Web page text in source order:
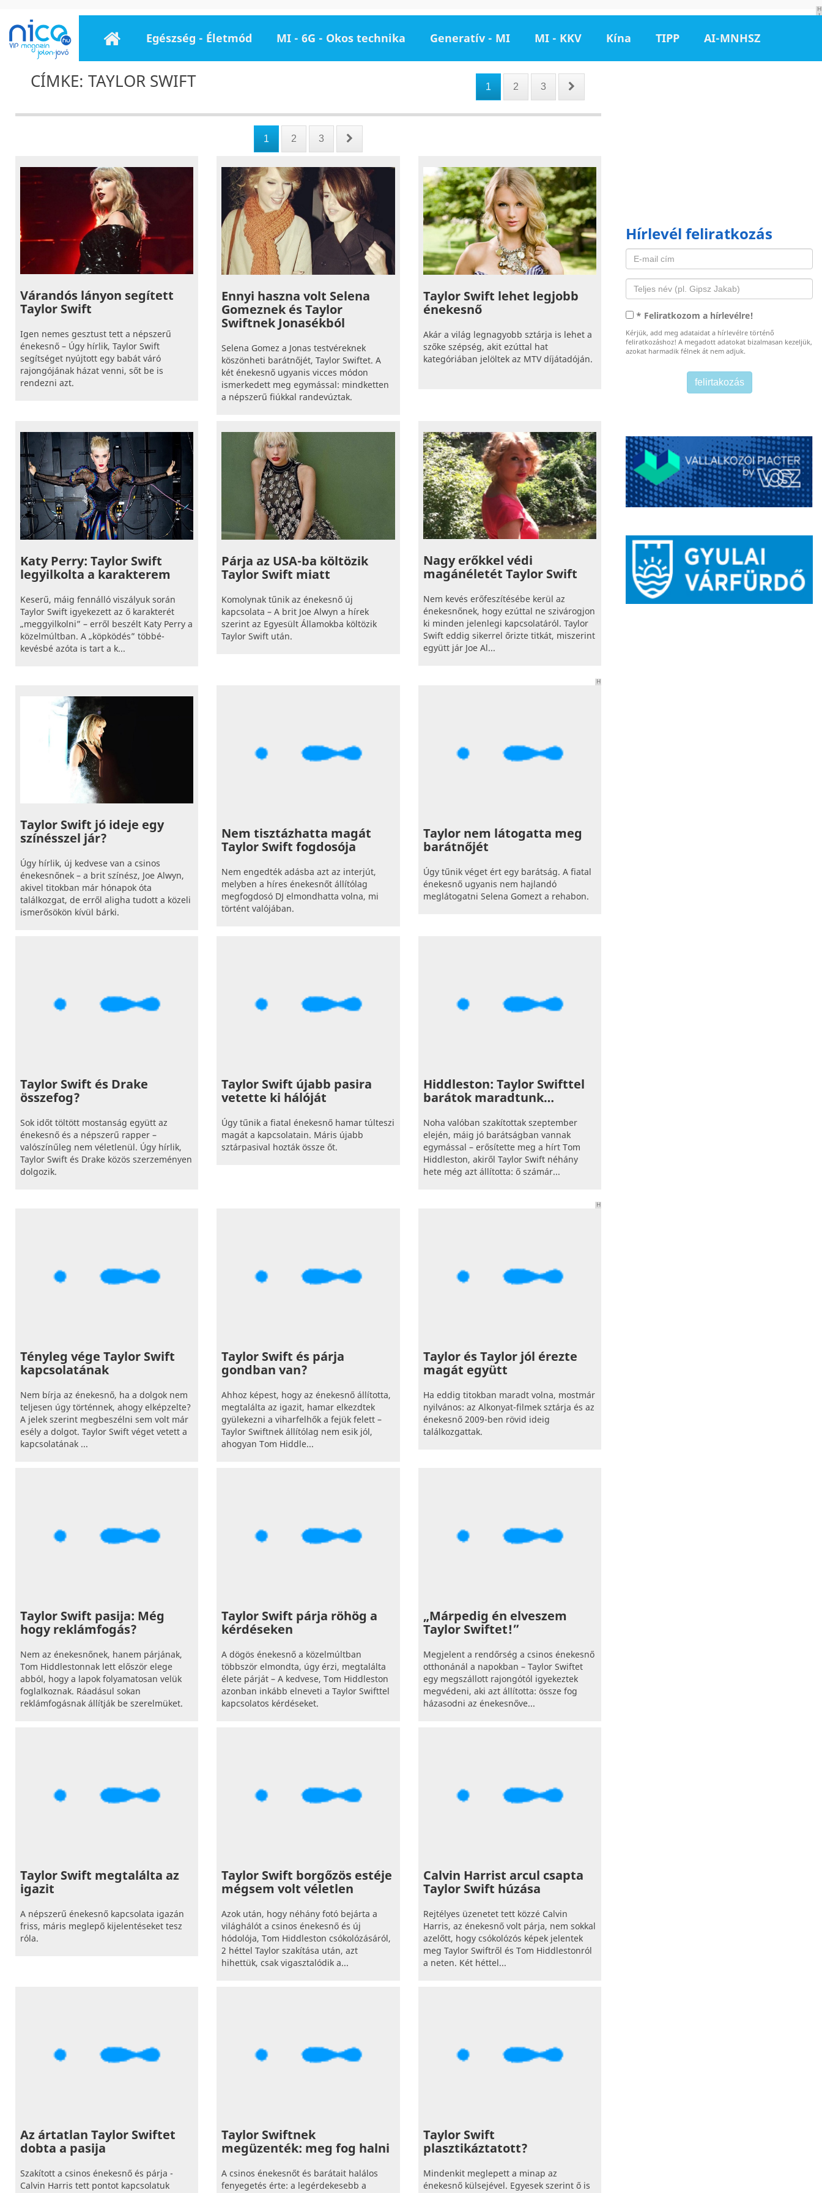
H
I
Egészség - Életmód MI - 6G - Okos technika Generatív - MI MI - KKV Kína TIPP AI-MNHSZ
CÍMKE: TAYLOR SWIFT 1 2 3
1 2 3
Várandós lányon segített
Taylor Swift
Igen nemes gesztust tett a népszerű
énekesnő – Úgy hírlik, Taylor Swift
segítséget nyújtott egy babát váró
rajongójának házat venni, sőt be is
rendezni azt.
Ennyi haszna volt Selena
Gomeznek és Taylor
Swiftnek Jonasékból
Selena Gomez a Jonas testvéreknek
köszönheti barátnőjét, Taylor Swiftet. A
két énekesnő ugyanis vicces módon
ismerkedett meg egymással: mindketten
a népszerű fiúkkal randevúztak.
Taylor Swift lehet legjobb
énekesnő
Akár a világ legnagyobb sztárja is lehet a
szőke szépség, akit ezúttal hat
kategóriában jelöltek az MTV díjátadóján.
Katy Perry: Taylor Swift
legyilkolta a karakterem
Keserű, máig fennálló viszályuk során
Taylor Swift igyekezett az ő karakterét
„meggyilkolni” – erről beszélt Katy Perry a
közelmúltban. A „köpködés” többé-
kevésbé azóta is tart a k...
Párja az USA-ba költözik
Taylor Swift miatt
Komolynak tűnik az énekesnő új
kapcsolata – A brit Joe Alwyn a hírek
szerint az Egyesült Államokba költözik
Taylor Swift után.
Nagy erőkkel védi
magánéletét Taylor Swift
Nem kevés erőfeszítésébe kerül az
énekesnőnek, hogy ezúttal ne szivárogjon
ki minden jelenlegi kapcsolatáról. Taylor
Swift eddig sikerrel őrizte titkát, miszerint
együtt jár Joe Al...
H
Taylor Swift jó ideje egy
színésszel jár?
Úgy hírlik, új kedvese van a csinos
énekesnőnek – a brit színész, Joe Alwyn,
akivel titokban már hónapok óta
találkozgat, de erről aligha tudott a közeli
ismerősökön kívül bárki.
Nem tisztázhatta magát
Taylor Swift fogdosója
Nem engedték adásba azt az interjút,
melyben a híres énekesnőt állítólag
megfogdosó DJ elmondhatta volna, mi
történt valójában.
Taylor nem látogatta meg
barátnőjét
Úgy tűnik véget ért egy barátság. A fiatal
énekesnő ugyanis nem hajlandó
meglátogatni Selena Gomezt a rehabon.
Taylor Swift és Drake
összefog?
Sok időt töltött mostanság együtt az
énekesnő és a népszerű rapper –
valószínűleg nem véletlenül. Úgy hírlik,
Taylor Swift és Drake közös szerzeményen
dolgozik.
Taylor Swift újabb pasira
vetette ki hálóját
Úgy tűnik a fiatal énekesnő hamar túlteszi
magát a kapcsolatain. Máris újabb
sztárpasival hozták össze őt.
Hiddleston: Taylor Swifttel
barátok maradtunk…
Noha valóban szakítottak szeptember
elején, máig jó barátságban vannak
egymással – erősítette meg a hírt Tom
Hiddleston, akiről Taylor Swift néhány
hete még azt állította: ő számár...
H
Tényleg vége Taylor Swift
kapcsolatának
Nem bírja az énekesnő, ha a dolgok nem
teljesen úgy történnek, ahogy elképzelte?
A jelek szerint megbeszélni sem volt már
esély a dolgot. Taylor Swift véget vetett a
kapcsolatának ...
Taylor Swift és párja
gondban van?
Ahhoz képest, hogy az énekesnő állította,
megtalálta az igazit, hamar elkezdtek
gyülekezni a viharfelhők a fejük felett –
Taylor Swiftnek állítólag nem esik jól,
ahogyan Tom Hiddle...
Taylor és Taylor jól érezte
magát együtt
Ha eddig titokban maradt volna, mostmár
nyilvános: az Alkonyat-filmek sztárja és az
énekesnő 2009-ben rövid ideig
találkozgattak.
Taylor Swift pasija: Még
hogy reklámfogás?
Nem az énekesnőnek, hanem párjának,
Tom Hiddlestonnak lett először elege
abból, hogy a lapok folyamatosan velük
foglalkoznak. Ráadásul sokan
reklámfogásnak állítják be szerelmüket.
Taylor Swift párja röhög a
kérdéseken
A dögös énekesnő a közelmúltban
többször elmondta, úgy érzi, megtalálta
élete párját – A kedvese, Tom Hiddleston
azonban inkább elneveti a Taylor Swifttel
kapcsolatos kérdéseket.
„Márpedig én elveszem
Taylor Swiftet!”
Megjelent a rendőrség a csinos énekesnő
otthonánál a napokban – Taylor Swiftet
egy megszállott rajongótól igyekeztek
megvédeni, aki azt állította: össze fog
házasodni az énekesnőve...
Taylor Swift megtalálta az
igazit
A népszerű énekesnő kapcsolata igazán
friss, máris meglepő kijelentéseket tesz
róla.
Taylor Swift borgőzös estéje
mégsem volt véletlen
Azok után, hogy néhány fotó bejárta a
világhálót a csinos énekesnő és új
hódolója, Tom Hiddleston csókolózásáról,
2 héttel Taylor szakítása után, azt
hihettük, csak vigasztalódik a...
Calvin Harrist arcul csapta
Taylor Swift húzása
Rejtélyes üzenetet tett közzé Calvin
Harris, az énekesnő volt párja, nem sokkal
azelőtt, hogy csókolózós képek jelentek
meg Taylor Swiftről és Tom Hiddlestonról
a neten. Két héttel...
Az ártatlan Taylor Swiftet
dobta a pasija
Szakított a csinos énekesnő és párja -
Calvin Harris tett pontot kapcsolatuk
Taylor Swiftnek
megüzenték: meg fog halni
A csinos énekesnőt és barátait halálos
fenyegetés érte: a legérdekesebb a
Taylor Swift
plasztikáztatott?
Mindenkit meglepett a minap az
énekesnő külsejével. Egyesek szerint ő is
Hírlevél feliratkozás
* Feliratkozom a hírlevélre!
Kérjük, add meg adataidat a hírlevélre történő
feliratkozáshoz! A megadott adatokat bizalmasan kezeljük,
azokat harmadik félnek át nem adjuk.